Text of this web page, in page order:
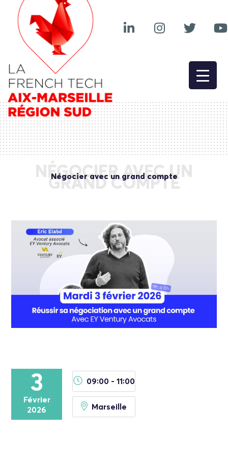
NÉGOCIER AVEC UN
GRAND COMPTE
Négocier avec un grand compte
3
Février
2026
09:00 - 11:00
Marseille